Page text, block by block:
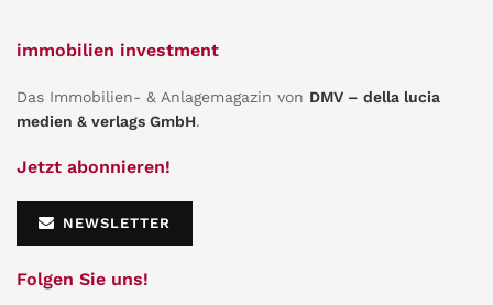
immobilien investment
Das Immobilien- & Anlagemagazin von DMV – della lucia
medien & verlags GmbH.
Jetzt abonnieren!
NEWSLETTER
Folgen Sie uns!